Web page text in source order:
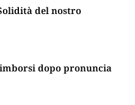
del nostro
dopo pronuncia